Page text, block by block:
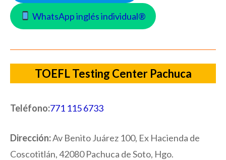
WhatsApp inglés individual®
TOEFL Testing Center Pachuca
Teléfono:771 115 6733
Dirección:Av Benito Juárez 100, Ex Hacienda de
Coscotitlán, 42080 Pachuca de Soto, Hgo.